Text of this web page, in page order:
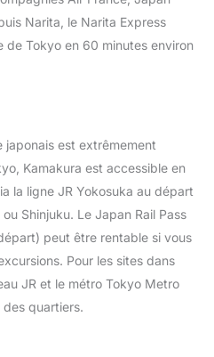
Narita, le Narita Express
de Tokyo en 60 minutes environ
japonais est extrêmement
Kamakura est accessible en
la ligne JR Yokosuka au départ
Shinjuku. Le Japan Rail Pass
peut être rentable si vous
Pour les sites dans
JR et le métro Tokyo Metro
des quartiers.